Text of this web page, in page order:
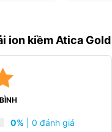
ion kiềm Atica Gold
0% | 0 đánh giá